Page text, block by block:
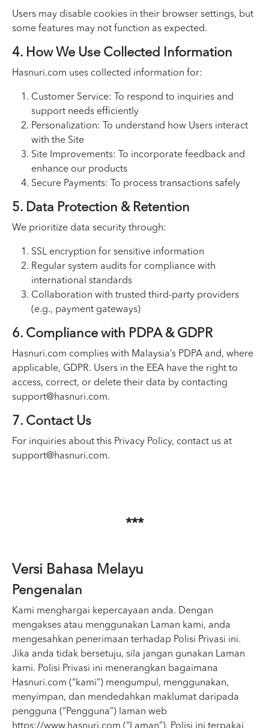
Users may disable cookies in their browser settings, but
some features may not function as expected.
4. How We Use Collected Information
Hasnuri.com uses collected information for:
Customer Service: To respond to inquiries and
support needs efficiently
Personalization: To understand how Users interact
with the Site
Site Improvements: To incorporate feedback and
enhance our products
Secure Payments: To process transactions safely
5. Data Protection & Retention
We prioritize data security through:
SSL encryption for sensitive information
Regular system audits for compliance with
international standards
Collaboration with trusted third-party providers
(e.g., payment gateways)
6. Compliance with PDPA & GDPR
Hasnuri.com complies with Malaysia’s PDPA and, where
applicable, GDPR. Users in the EEA have the right to
access, correct, or delete their data by contacting
support@hasnuri.com.
7. Contact Us
For inquiries about this Privacy Policy, contact us at
support@hasnuri.com.
***
Versi Bahasa Melayu
Pengenalan
Kami menghargai kepercayaan anda. Dengan
mengakses atau menggunakan Laman kami, anda
mengesahkan penerimaan terhadap Polisi Privasi ini.
Jika anda tidak bersetuju, sila jangan gunakan Laman
kami. Polisi Privasi ini menerangkan bagaimana
Hasnuri.com (“kami”) mengumpul, menggunakan,
menyimpan, dan mendedahkan maklumat daripada
pengguna (“Pengguna”) laman web